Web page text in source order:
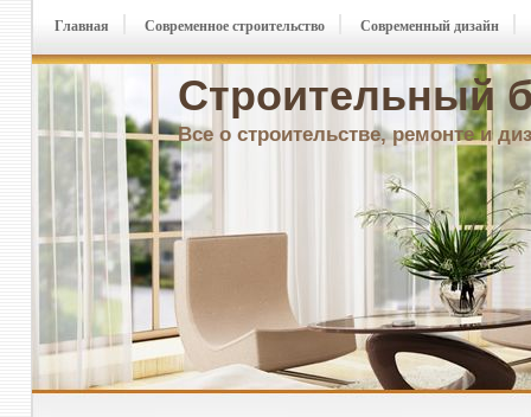
Строительный
Все о строительстве, ремонте и
Главная Современное строительство Современный дизайн